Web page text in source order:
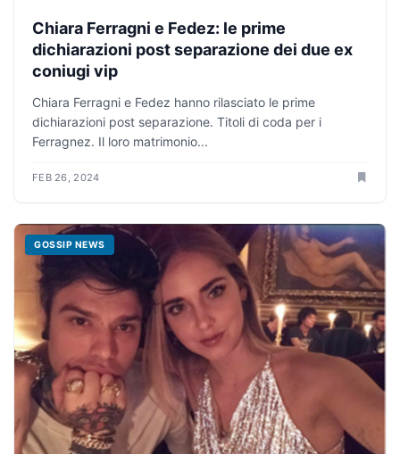
Chiara Ferragni e Fedez: le prime
dichiarazioni post separazione dei due ex
coniugi vip
Chiara Ferragni e Fedez hanno rilasciato le prime
dichiarazioni post separazione. Titoli di coda per i
Ferragnez. Il loro matrimonio...
FEB 26, 2024
GOSSIP NEWS